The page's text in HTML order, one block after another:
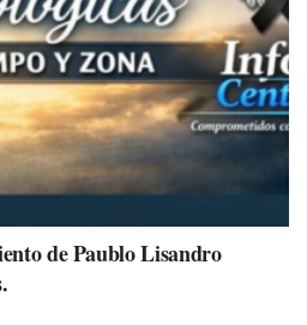
de Paublo Lisandro